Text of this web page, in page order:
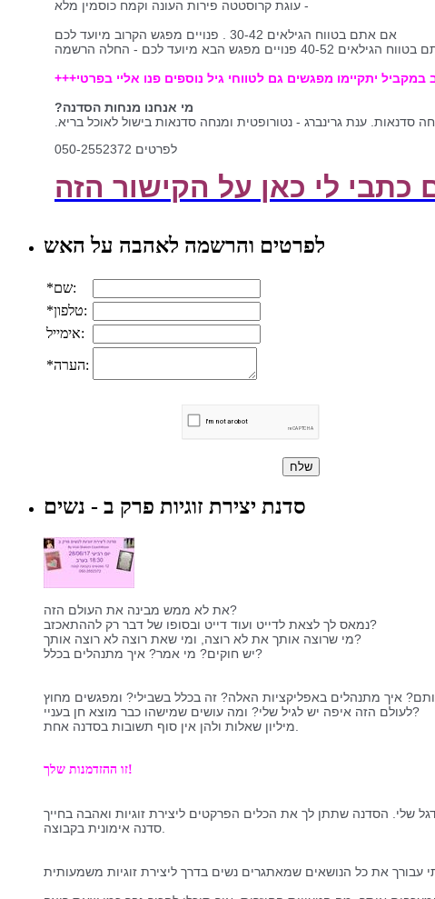
- עוגת קרוסטטה פירות העונה וקמח כוסמין מלא
​אם אתם בטווח הגילאים 30-42 . פנויים מפגש הקרוב מיועד לכם
40-52 פנויים מפגש הבא מיועד לכם - החלה הרשמה
במקביל יתקיימו מפגשים גם לטווחי גיל נוספים פנו אליי בפרטי+++
מי אנחנו מנחות הסדנה?
סדנאות. ענת גרינברג - נטורופטית ומנחה סדנאות בישול לאוכל בריא.
לפרטים 050-2552372
כתבי לי כאן על הקישור הזה
לפרטים והרשמה לאהבה על האש
*שם:
*טלפון:
אימייל:
*הערה:
סדנת יצירת זוגיות פרק ב - נשים
את לא ממש מבינה את העולם הזה?
נמאס לך לצאת לדייט ועוד דייט ובסופו של דבר רק לההתאכזב?
​מי שרוצה אותך את לא רוצה, ומי שאת רוצה לא רוצה אותך?
יש חוקים? מי אמר? איך מתנהלים בכלל?
איך מתנהלים באפליקציות האלה? זה בכלל בשבילי? ומפגשים מחוץ
לעולם הזה איפה יש לגיל שלי? ומה עושים שמישהו כבר מוצא חן בעניי?
זו ההזדמנות שלך!